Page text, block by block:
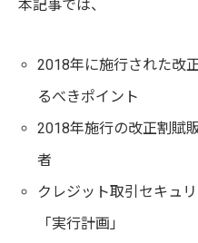
本記事では、
2018年に施行された改
るべきポイント
2018年施行の改正割賦
者
クレジット取引セキュ
「実行計画」